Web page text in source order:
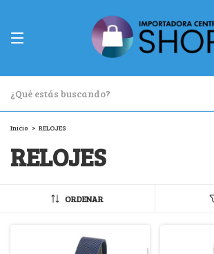
Inicio > RELOJES
RELOJES
ORDENAR